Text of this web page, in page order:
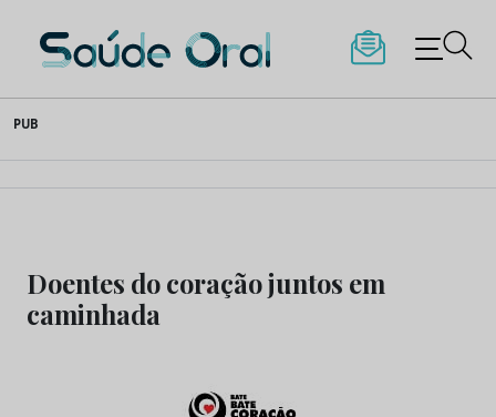
to
content
Saúde Oral
PUB
Doentes do coração juntos em
caminhada